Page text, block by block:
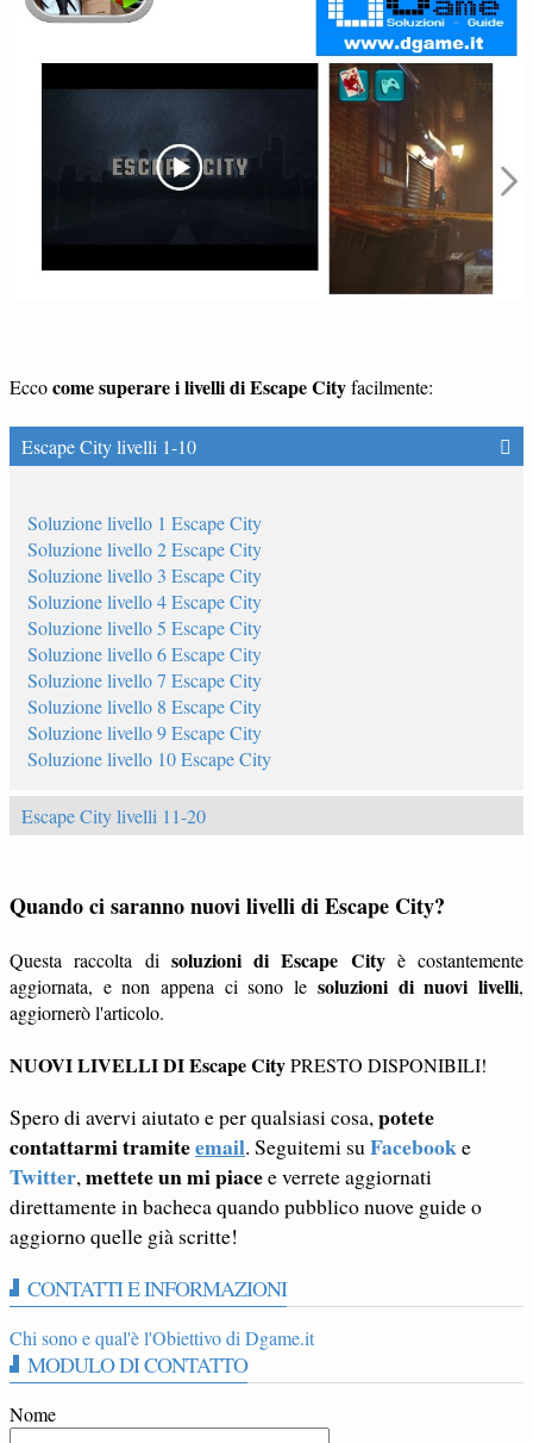
Eccocome superare i livelli di Escape Cityfacilmente:
Escape City livelli 1-10
Soluzione livello 1 Escape City
Soluzione livello 2 Escape City
Soluzione livello 3 Escape City
Soluzione livello 4 Escape City
Soluzione livello 5 Escape City
Soluzione livello 6 Escape City
Soluzione livello 7 Escape City
Soluzione livello 8 Escape City
Soluzione livello 9 Escape City
Soluzione livello 10 Escape City
Escape City livelli 11-20
Quando ci saranno nuovi livelli di Escape City?
Questa raccolta di soluzioni di Escape Cityè costantemente
aggiornata, e non appena ci sono le soluzioni di nuovi livelli,
aggiornerò l'articolo.
NUOVI LIVELLI DI Escape CityPRESTO DISPONIBILI!
Spero di avervi aiutato e per qualsiasi cosa,potete
contattarmi tramiteemail. Seguitemi suFacebooke
Twitter,mettete un mi piacee verrete aggiornati
direttamente in bacheca quando pubblico nuove guide o
aggiorno quelle già scritte!
CONTATTI E INFORMAZIONI
Chi sono e qual'è l'Obiettivo di Dgame.it
MODULO DI CONTATTO
Nome